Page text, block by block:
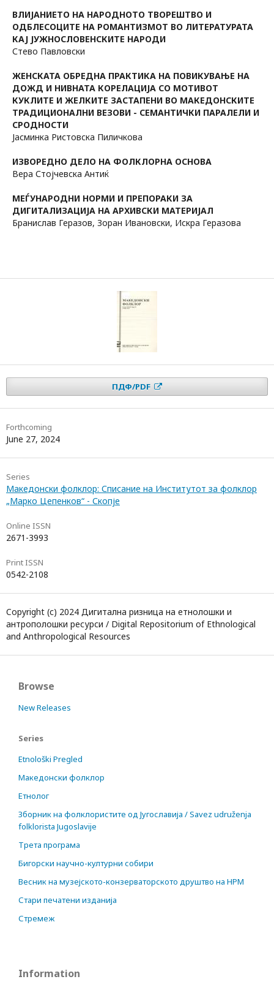
ВЛИЈАНИЕТО НА НАРОДНОТО ТВОРЕШТВО И
ОДБЛЕСОЦИТЕ НА РОМАНТИЗМОТ ВО ЛИТЕРАТУРАТА
КАЈ ЈУЖНОСЛОВЕНСКИТЕ НАРОДИ
Стево Павловски
ЖЕНСКАТА ОБРЕДНА ПРАКТИКА НА ПОВИКУВАЊЕ НА
ДОЖД И НИВНАТА КОРЕЛАЦИЈА СО МОТИВОТ
КУКЛИТЕ И ЖЕЛКИТЕ ЗАСТАПЕНИ ВО МАКЕДОНСКИТЕ
ТРАДИЦИОНАЛНИ ВЕЗОВИ - СЕМАНТИЧКИ ПАРАЛЕЛИ И
СРОДНОСТИ
Јасминка Ристовска Пиличкова
ИЗВОРЕДНО ДЕЛО НА ФОЛКЛОРНА ОСНОВА
Вера Стојчевска Антиќ
МЕЃУНАРОДНИ НОРМИ И ПРЕПОРАКИ ЗА
ДИГИТАЛИЗАЦИЈА НА АРХИВСКИ МАТЕРИЈАЛ
Бранислав Геразов, Зоран Ивановски, Искра Геразова
ПДФ/PDF
Forthcoming
June 27, 2024
Series
Македонски фолклор: Списание на Институтот за фолклор
„Марко Цепенков“ - Скопје
Online ISSN
2671-3993
Print ISSN
0542-2108
Copyright (c) 2024 Дигитална ризница на етнолошки и
антрополошки ресурси / Digital Repositorium of Ethnological
and Anthropological Resources
Browse
New Releases
Series
Etnološki Pregled
Македонски фолклор
Етнолог
Зборник на фолклористите од Југославија / Savez udruženja
folklorista Jugoslavije
Трета програма
Бигорски научно-културни собири
Весник на музејското-конзерваторското друштво на НРМ
Стари печатени изданија
Стремеж
Information